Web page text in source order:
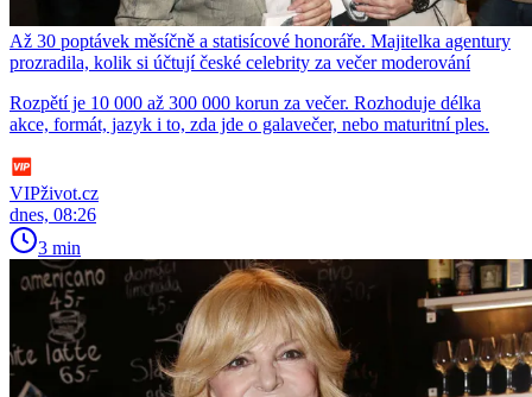
Až 30 poptávek měsíčně a statisícové honoráře. Majitelka agentury
prozradila, kolik si účtují české celebrity za večer moderování
Rozpětí je 10 000 až 300 000 korun za večer. Rozhoduje délka
akce, formát, jazyk i to, zda jde o galavečer, nebo maturitní ples.
VIPživot.cz
dnes, 08:26
3 min